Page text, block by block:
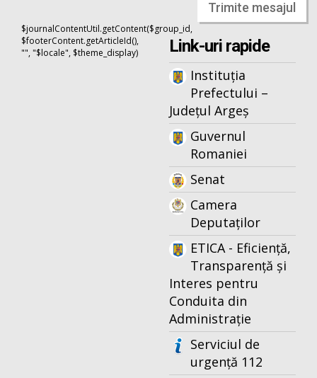
Trimite mesajul
$journalContentUtil.getContent($group_id,
$footerContent.getArticleId(),
"", "$locale", $theme_display)
Link-uri rapide
Instituția
Prefectului –
Județul Argeș
Guvernul
Romaniei
Senat
Camera
Deputaților
ETICA - Eficiență,
Transparență și
Interes pentru
Conduita din
Administrație
Serviciul de
urgență 112